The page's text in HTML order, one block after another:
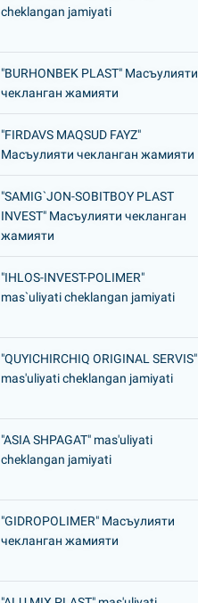
cheklangan jamiyati
"BURHONBEK PLAST" Масъулияти
чекланган жамияти
"FIRDAVS MAQSUD FAYZ"
Масъулияти чекланган жамияти
"SAMIG`JON-SOBITBOY PLAST
INVEST" Масъулияти чекланган
жамияти
"IHLOS-INVEST-POLIMER"
mas`uliyati cheklangan jamiyati
"QUYICHIRCHIQ ORIGINAL SERVIS"
mas'uliyati cheklangan jamiyati
"ASIA SHPAGAT" mas'uliyati
cheklangan jamiyati
"GIDROPOLIMER" Масъулияти
чекланган жамияти